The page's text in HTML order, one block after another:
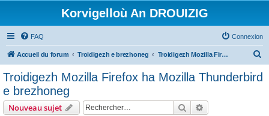
Korvigelloù An DROUIZIG
FAQ Connexion
Accueil du forum Troidigezh e brezhoneg Troidigezh Mozilla Firefox ha Mozilla Thunderbird e brezhoneg
Troidigezh Mozilla Firefox ha Mozilla Thunderbird
e brezhoneg
Nouveau sujet Rechercher